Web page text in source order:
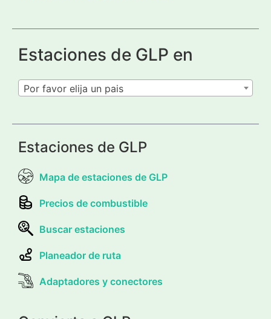
Estaciones de GLP en
Por favor elija un pais
Estaciones de GLP
Mapa de estaciones de GLP
Precios de combustible
Buscar estaciones
Planeador de ruta
Adaptadores y conectores